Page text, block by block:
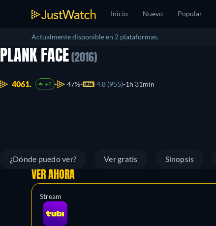
Inicio Nuevo Popular
Actualmente disponible en 2 plataformas.
PLANK FACE (2016)
4061. +8 47% 4.8 (955) 1h 31min
¿Dónde puedo ver? Ver gratis Sinopsis
VER AHORA
Stream